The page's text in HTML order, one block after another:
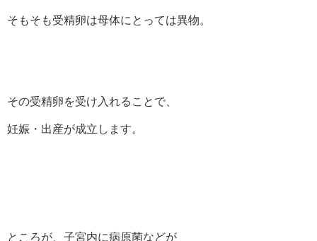
そもそも受精卵は母体にとっては異物。
その受精卵を受け入れることで、
妊娠・出産が成立します。
ところが、子宮内に病原菌などが